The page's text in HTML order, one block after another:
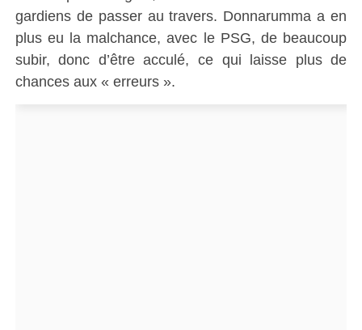
gardiens de passer au travers. Donnarumma a en
plus eu la malchance, avec le PSG, de beaucoup
subir, donc d’être acculé, ce qui laisse plus de
chances aux « erreurs ».